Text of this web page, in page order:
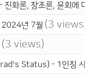
화론, 창조론, 윤회에
2024년 7월 (3
(3 views)
Status) - 1인칭